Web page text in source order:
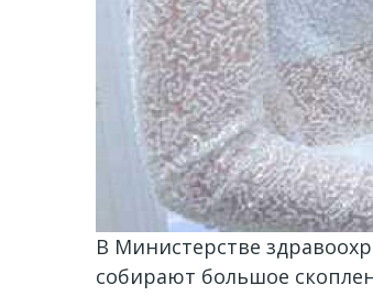
В Министерстве
собирают большое